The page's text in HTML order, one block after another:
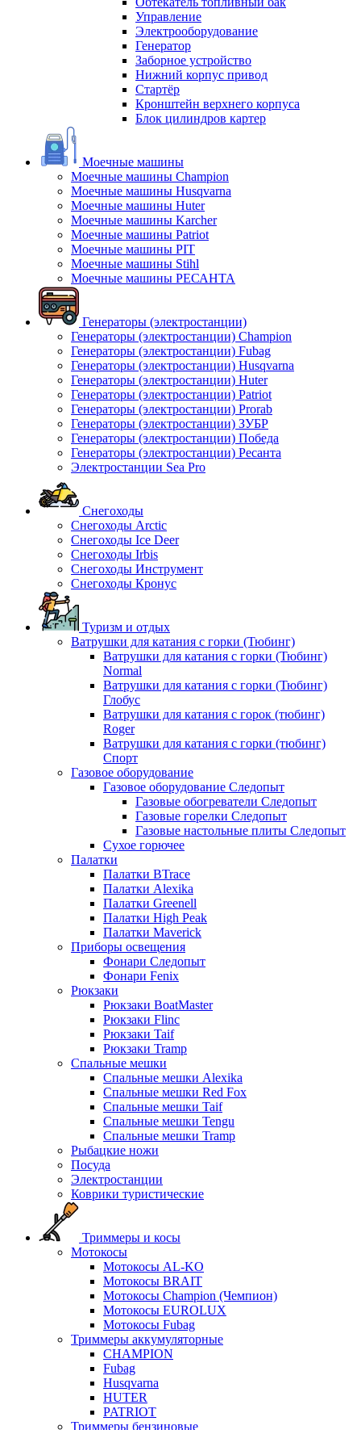
Управление
Электрооборудование
Генератор
Заборное устройство
Нижний корпус привод
Стартёр
Кронштейн верхнего корпуса
Блок цилиндров картер
Моечные машины
Моечные машины Champion
Моечные машины Husqvarna
Моечные машины Huter
Моечные машины Karcher
Моечные машины Patriot
Моечные машины PIT
Моечные машины Stihl
Моечные машины РЕСАНТА
Генераторы (электростанции)
Генераторы (электростанции) Champion
Генераторы (электростанции) Fubag
Генераторы (электростанции) Husqvarna
Генераторы (электростанции) Huter
Генераторы (электростанции) Patriot
Генераторы (электростанции) Prorab
Генераторы (электростанции) ЗУБР
Генераторы (электростанции) Победа
Генераторы (электростанции) Ресанта
Электростанции Sea Pro
Снегоходы
Снегоходы Arctic
Снегоходы Ice Deer
Снегоходы Irbis
Снегоходы Инструмент
Снегоходы Кронус
Туризм и отдых
Ватрушки для катания с горки (Тюбинг)
Ватрушки для катания с горки (Тюбинг)
Normal
Ватрушки для катания с горки (Тюбинг)
Глобус
Ватрушки для катания с горок (тюбинг)
Roger
Ватрушки для катания с горки (тюбинг)
Спорт
Газовое оборудование
Газовое оборудование Следопыт
Газовые обогреватели Следопыт
Газовые горелки Следопыт
Газовые настольные плиты Следопыт
Сухое горючее
Палатки
Палатки BTrace
Палатки Alexika
Палатки Greenell
Палатки High Peak
Палатки Maverick
Приборы освещения
Фонари Следопыт
Фонари Fenix
Рюкзаки
Рюкзаки BoatMaster
Рюкзаки Flinc
Рюкзаки Taif
Рюкзаки Tramp
Спальные мешки
Спальные мешки Alexika
Спальные мешки Red Fox
Спальные мешки Taif
Спальные мешки Tengu
Спальные мешки Tramp
Рыбацкие ножи
Посуда
Электростанции
Коврики туристические
Триммеры и косы
Мотокосы
Мотокосы AL-KO
Мотокосы BRAIT
Мотокосы Champion (Чемпион)
Мотокосы EUROLUX
Мотокосы Fubag
Триммеры аккумуляторные
CHAMPION
Fubag
Husqvarna
HUTER
PATRIOT
Триммеры бензиновые